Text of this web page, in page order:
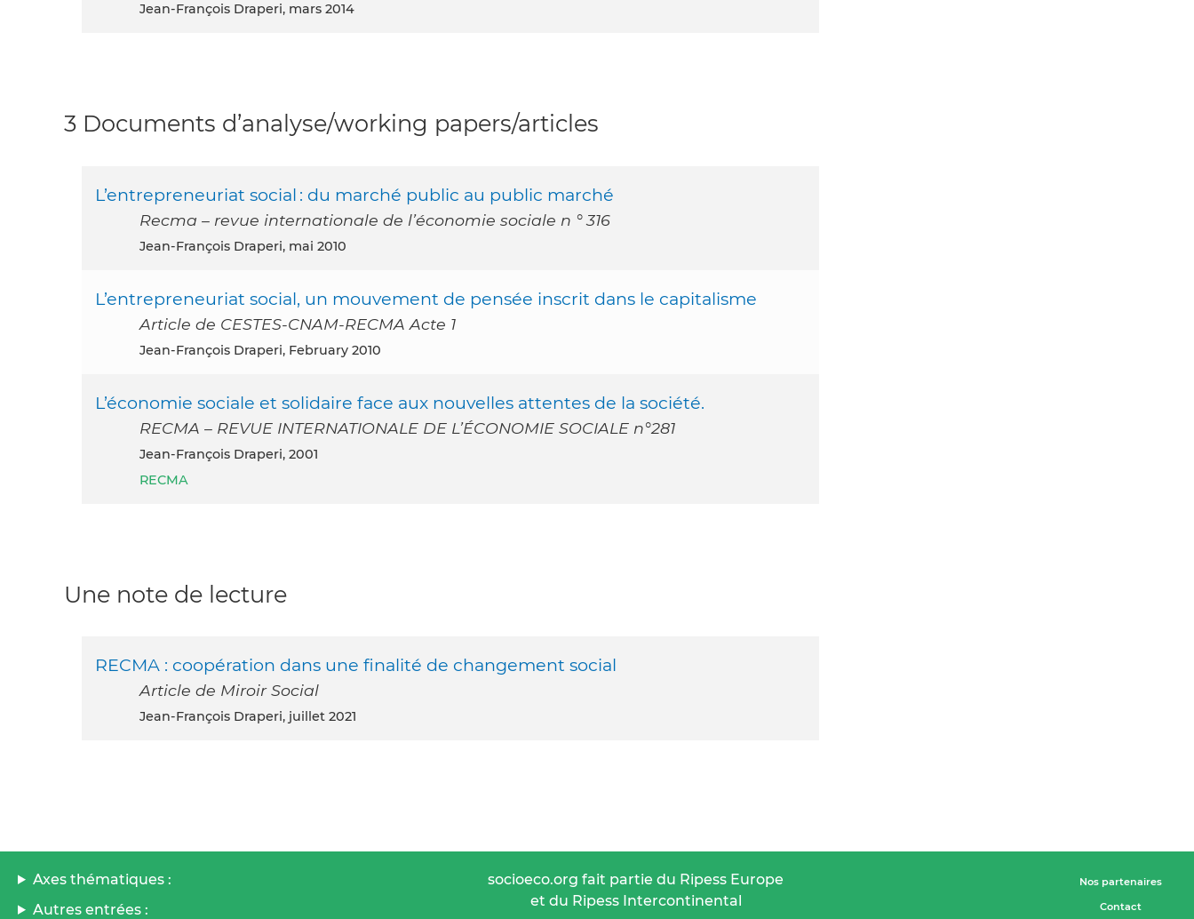
Jean-François Draperi, mars 2014
3 Documents d’analyse/working papers/articles
L’entrepreneuriat social : du marché public au public marché
Recma – revue internationale de l’économie sociale n ° 316
Jean-François Draperi, mai 2010
L’entrepreneuriat social, un mouvement de pensée inscrit dans le capitalisme
Article de CESTES-CNAM-RECMA Acte 1
Jean-François Draperi, February 2010
L’économie sociale et solidaire face aux nouvelles attentes de la société.
RECMA – REVUE INTERNATIONALE DE L’ÉCONOMIE SOCIALE n°281
Jean-François Draperi, 2001
RECMA
Une note de lecture
RECMA : coopération dans une finalité de changement social
Article de Miroir Social
Jean-François Draperi, juillet 2021
Axes thématiques :
Autres entrées :
socioeco.org fait partie du Ripess Europe
et du Ripess Intercontinental
Nos partenaires
Contact